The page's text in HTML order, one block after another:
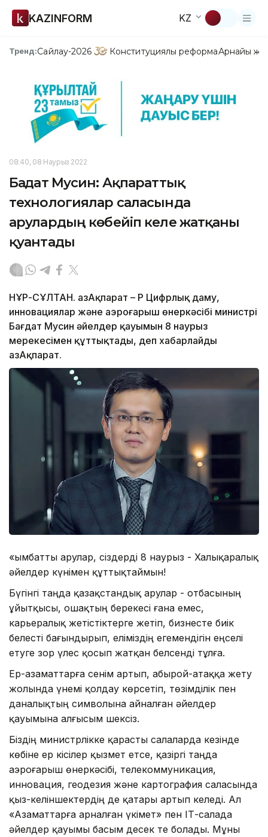
KAZINFORM KZ
Тренд:Сайлау-2026 Конституциялық реформаАрнайы
08:40, 08 Наурыз 2022
Бағдат Мусин: Ақпараттық
технологиялар саласында
арулардың көбейіп келе жатқаны
қуантады
НҰР-СҰЛТАН. ҚазАқпарат – ҚР Цифрлық даму,
инновациялар және аэроғарыш өнеркәсібі министрі
Бағдат Мусин әйелдер қауымын 8 наурыз
мерекесімен құттықтады, деп хабарлайды
ҚазАқпарат.
«Қымбатты арулар, сіздерді 8 наурыз - Халықаралық
әйелдер күнімен құттықтаймын!
Бүгінгі таңда қазақстандық арулар - отбасының
ұйытқысы, ошақтың берекесі ғана емес,
карьералық жетістіктерге жетіп, бизнесте биік
белесті бағындырып, еліміздің егемендігін еңселі
етуге зор үлес қосып жатқан белсенді тұлға.
Ер-азаматтарға сенім артып, абырой-атаққа жету
жолында үнемі қолдау көрсетіп, төзімділік пен
даналықтың символына айналған әйелдер
қауымына алғысым шексіз.
Біздің министрлікке қарасты салаларда кезінде
көбіне ер кісілер қызмет етсе, қазіргі таңда
аэроғарыш өнеркәсібі, телекоммуникация,
инновация, геодезия және картография саласында
қыз-келіншектердің де қатары артып келеді. Ал
«Азаматтарға арналған үкімет» пен ІТ-салада
әйелдер қауымы басым десек те болады. Мұны